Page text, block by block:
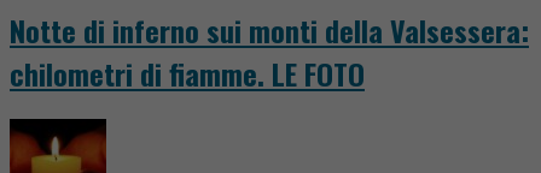
Notte di inferno sui monti della Valsessera:
chilometri di fiamme. LE FOTO